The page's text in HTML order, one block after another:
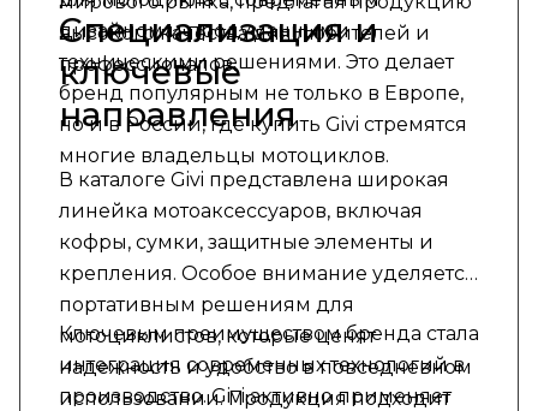
высокого качества для любителей и
профессионалов.
дизайном и продуманными
техническими решениями. Это делает
бренд популярным не только в Европе,
но и в России, где купить Givi стремятся
многие владельцы мотоциклов.
Специализация и
ключевые
направления
В каталоге Givi представлена широкая
линейка мотоаксессуаров, включая
кофры, сумки, защитные элементы и
крепления. Особое внимание уделяется
портативным решениям для
мотоциклистов, которые ценят
надежность и удобство в повседневном
использовании. Продукция подходит
Ключевым преимуществом бренда стала
интеграция современных технологий в
производство. Givi активно применяет